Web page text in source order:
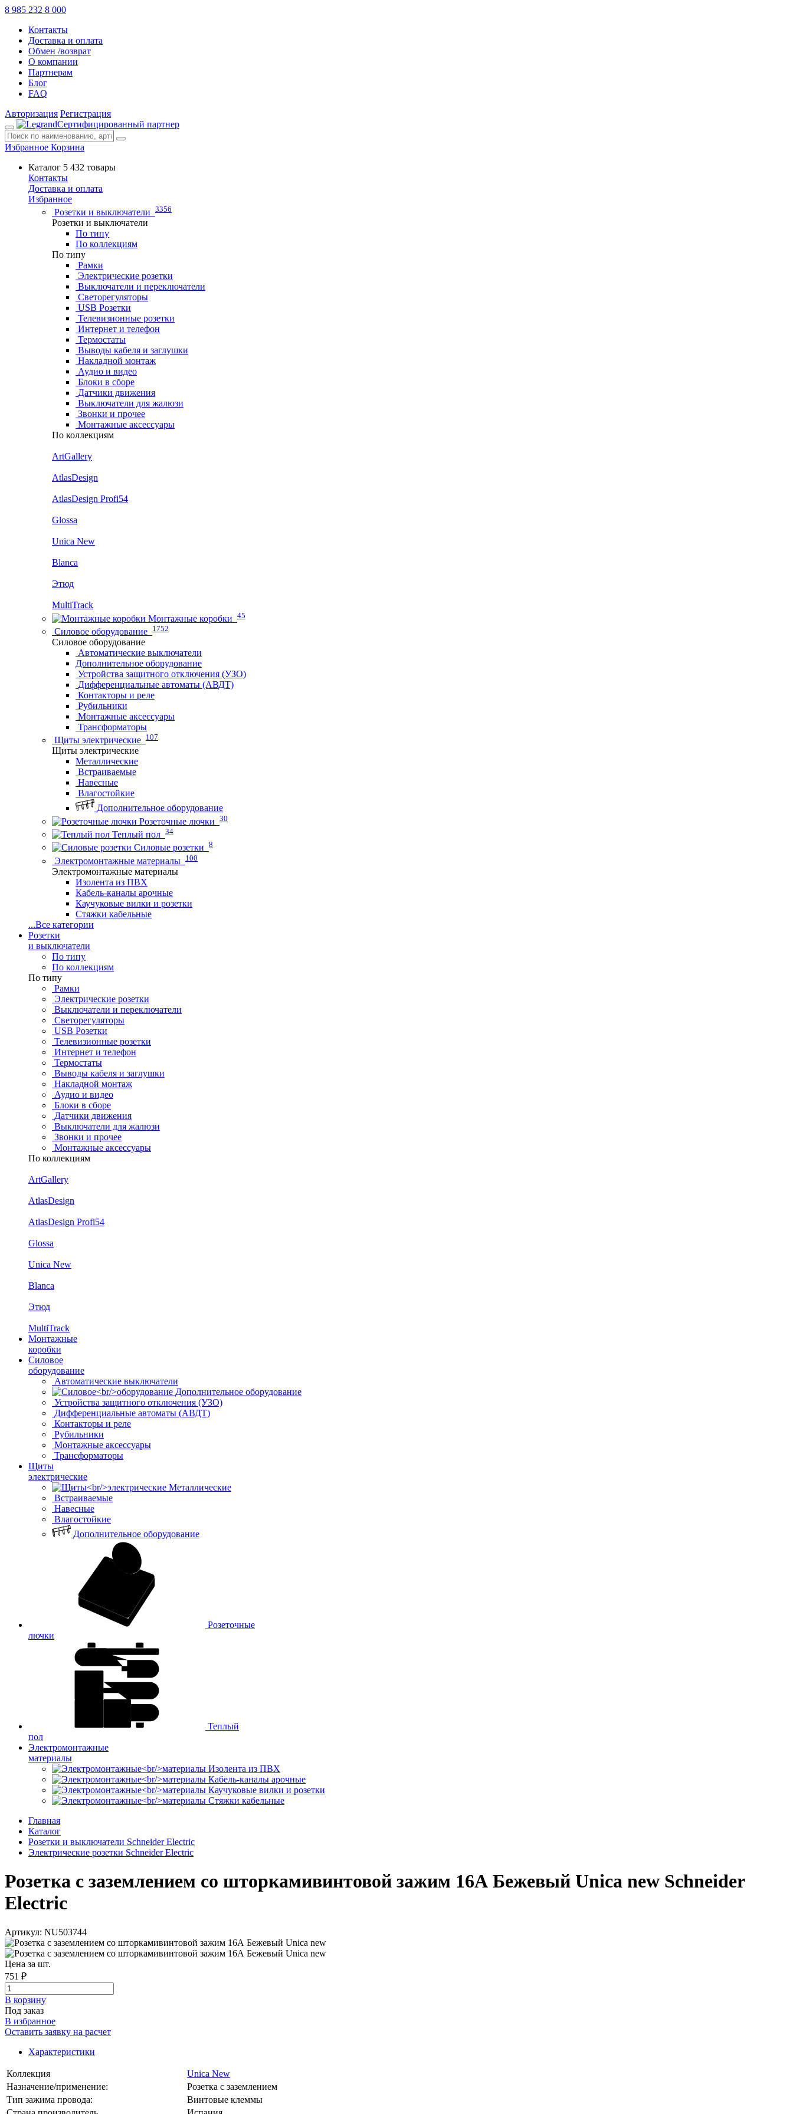
8 985 232 8 000
Контакты
Доставка и оплата
Обмен /возврат
О компании
Партнерам
Блог
FAQ
Авторизация Регистрация
Сертифицированный партнер
Избранное Корзина
Каталог 5 432 товары
Контакты
Доставка и оплата
Избранное
Розетки и выключатели 3356
Розетки и выключатели
По типу
По коллекциям
По типу
Рамки
Электрические розетки
Выключатели и переключатели
Светорегуляторы
USB Розетки
Телевизионные розетки
Интернет и телефон
Термостаты
Выводы кабеля и заглушки
Накладной монтаж
Аудио и видео
Блоки в сборе
Датчики движения
Выключатели для жалюзи
Звонки и прочее
Монтажные аксессуары
По коллекциям
ArtGallery
AtlasDesign
AtlasDesign Profi54
Glossa
Unica New
Blanca
Этюд
MultiTrack
Монтажные коробки 45
Силовое оборудование 1752
Силовое оборудование
Автоматические выключатели
Дополнительное оборудование
Устройства защитного отключения (УЗО)
Дифференциальные автоматы (АВДТ)
Контакторы и реле
Рубильники
Монтажные аксессуары
Трансформаторы
Щиты электрические 107
Щиты электрические
Металлические
Встраиваемые
Навесные
Влагостойкие
Дополнительное оборудование
Розеточные лючки 30
Теплый пол 34
Силовые розетки 8
Электромонтажные материалы 100
Электромонтажные материалы
Изолента из ПВХ
Кабель-каналы арочные
Каучуковые вилки и розетки
Стяжки кабельные
...Все категории
Розетки
и выключатели
По типу
По коллекциям
По типу
Рамки
Электрические розетки
Выключатели и переключатели
Светорегуляторы
USB Розетки
Телевизионные розетки
Интернет и телефон
Термостаты
Выводы кабеля и заглушки
Накладной монтаж
Аудио и видео
Блоки в сборе
Датчики движения
Выключатели для жалюзи
Звонки и прочее
Монтажные аксессуары
По коллекциям
ArtGallery
AtlasDesign
AtlasDesign Profi54
Glossa
Unica New
Blanca
Этюд
MultiTrack
Монтажные
коробки
Силовое
оборудование
Автоматические выключатели
Дополнительное оборудование
Устройства защитного отключения (УЗО)
Дифференциальные автоматы (АВДТ)
Контакторы и реле
Рубильники
Монтажные аксессуары
Трансформаторы
Щиты
электрические
Металлические
Встраиваемые
Навесные
Влагостойкие
Дополнительное оборудование
Розеточные
лючки
Теплый
пол
Электромонтажные
материалы
Изолента из ПВХ
Кабель-каналы арочные
Каучуковые вилки и розетки
Стяжки кабельные
Главная
Каталог
Розетки и выключатели Schneider Electric
Электрические розетки Schneider Electric
Розетка с заземлением со шторкамивинтовой зажим 16А Бежевый Unica new Schneider
Electric
Артикул: NU503744
Цена за шт.
751 ₽
В корзинy
Под заказ
В избранное
Оставить заявку на расчет
Характеристики
Коллекция
Unica New
Назначение/применение:
Розетка с заземлением
Тип зажима провода:
Винтовые клеммы